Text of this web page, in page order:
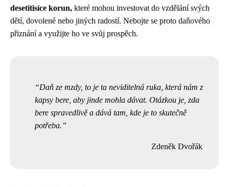
desetitisíce korun, které mohou investovat do vzdělání svých
dětí, dovolené nebo jiných radostí. Nebojte se proto daňového
přiznání a využijte ho ve svůj prospěch.
Daň ze mzdy, to je ta neviditelná ruka, která nám z
kapsy bere, aby jinde mohla dávat. Otázkou je, zda
bere spravedlivě a dává tam, kde je to skutečně
potřeba.
Zdeněk Dvořák